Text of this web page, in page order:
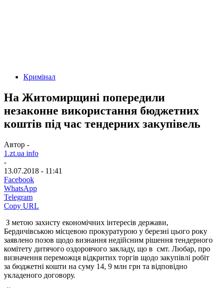
Кримінал
На Житомирщині попередили
незаконне використання бюджетних
коштів під час тендерних закупівель
Автор -
1.zt.ua info
-
13.07.2018 - 11:41
Facebook
WhatsApp
Telegram
Copy URL
З метою захисту економічних інтересів держави,
Бердичівською місцевою прокуратурою у березні цього року
заявлено позов щодо визнання недійсним рішення тендерного
комітету дитячого оздоровчого закладу, що в смт. Любар, про
визначення переможця відкритих торгів щодо закупівлі робіт
за бюджетні кошти на суму 14, 9 млн грн та відповідно
укладеного договору.